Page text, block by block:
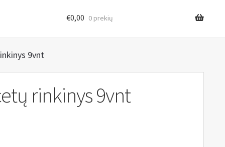
€0,00 0 prekių
9vnt
rinkinys 9vnt